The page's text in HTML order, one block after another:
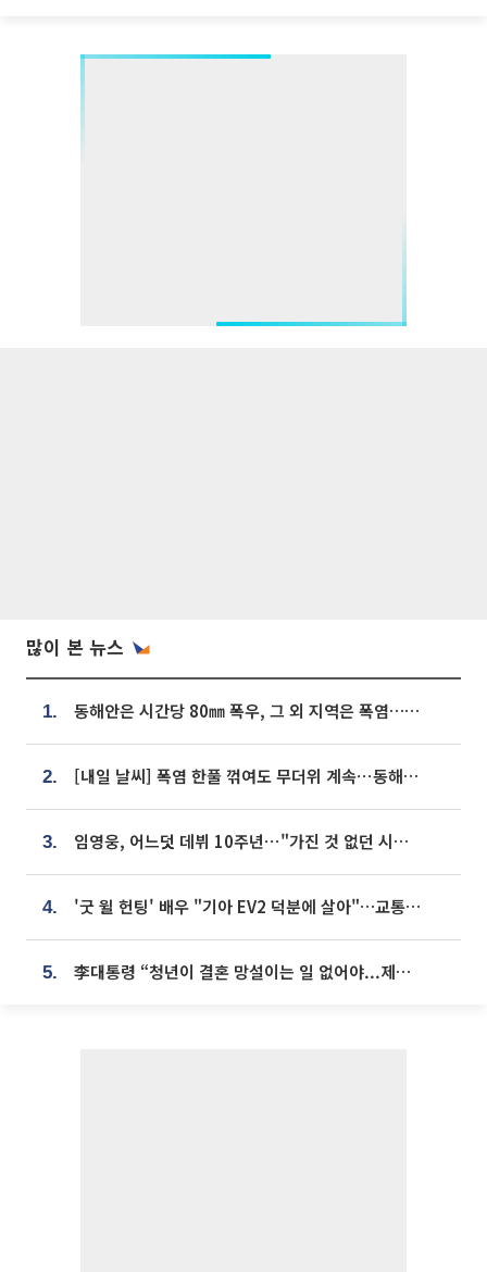
많이 본 뉴스
1. 동해안은 시간당 80㎜ 폭우, 그 외 지역은 폭염…‘극과 극 날씨’
2. [내일 날씨] 폭염 한풀 꺾여도 무더위 계속⋯동해안 이틀 연속 비
3. 임영웅, 어느덧 데뷔 10주년⋯"가진 것 없던 시절, 내 앞엔 20명의 팬뿐"
4. '굿 윌 헌팅' 배우 "기아 EV2 덕분에 살아"…교통사고 후 안전성 극찬
5. 李대통령 “청년이 결혼 망설이는 일 없어야...제도상 불이익 조사”